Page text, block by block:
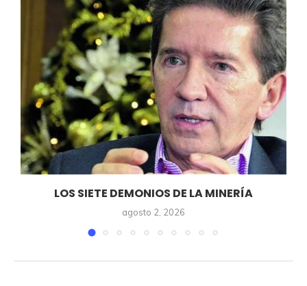
LOS SIETE DEMONIOS DE LA MINERÍA
agosto 2, 2026